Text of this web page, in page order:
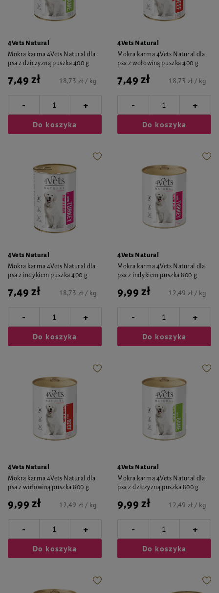
4Vets Natural
Mokra karma 4Vets Natural dla
psa z dziczyzną puszka 400 g
7,49 zł 18,73 zł / kg
- +
Do koszyka
4Vets Natural
Mokra karma 4Vets Natural dla
psa z wołowiną puszka 400 g
7,49 zł 18,73 zł / kg
- +
Do koszyka
4Vets Natural
Mokra karma 4Vets Natural dla
psa z indykiem puszka 400 g
7,49 zł 18,73 zł / kg
- +
Do koszyka
4Vets Natural
Mokra karma 4Vets Natural dla
psa z indykiem puszka 800 g
9,99 zł 12,49 zł / kg
- +
Do koszyka
4Vets Natural
Mokra karma 4Vets Natural dla
psa z wołowiną puszka 800 g
9,99 zł 12,49 zł / kg
- +
Do koszyka
4Vets Natural
Mokra karma 4Vets Natural dla
psa z dziczyzną puszka 800 g
9,99 zł 12,49 zł / kg
- +
Do koszyka